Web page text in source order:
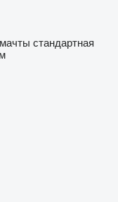
стандартная